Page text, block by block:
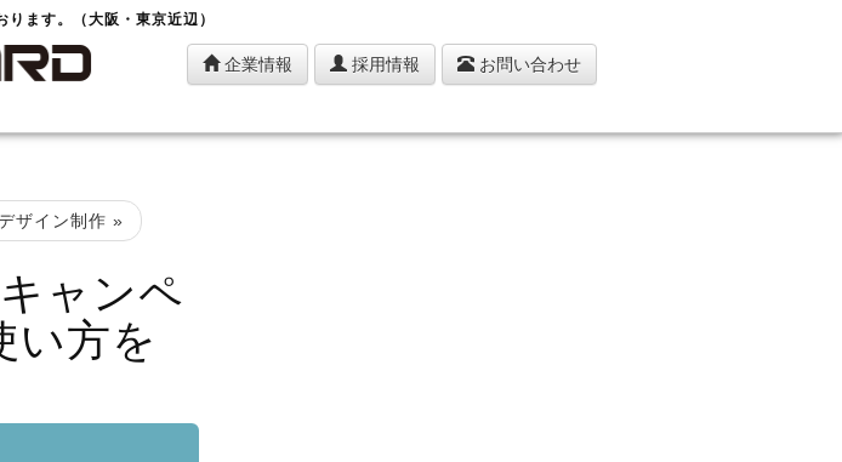
ます。（大阪・東京近辺）
企業情報 採用情報 お問い合わせ
ザイン制作 »
ャンペ
い方を